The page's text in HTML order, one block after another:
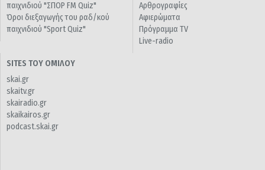
παιχνιδιού "ΣΠΟΡ FM Quiz"
Όροι διεξαγωγής του ραδ/κού
παιχνιδιού "Sport Quiz"
Αρθρογραφίες
Αφιερώματα
Πρόγραμμα TV
Live-radio
SITES ΤΟΥ ΟΜΙΛΟΥ
skai.gr
skaitv.gr
skairadio.gr
skaikairos.gr
podcast.skai.gr